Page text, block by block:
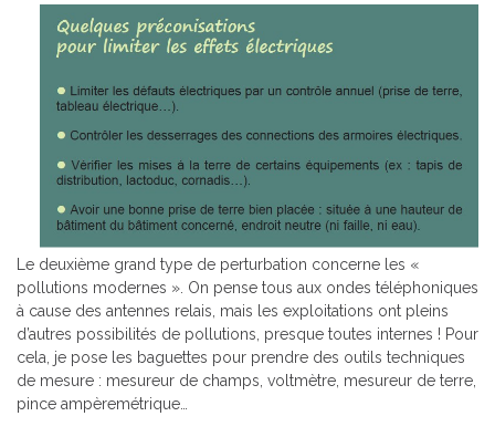
Le deuxième grand type de perturbation concerne les «
pollutions modernes ». On pense tous aux ondes téléphoniques
à cause des antennes relais, mais les exploitations ont pleins
d’autres possibilités de pollutions, presque toutes internes ! Pour
cela, je pose les baguettes pour prendre des outils techniques
de mesure : mesureur de champs, voltmètre, mesureur de terre,
pince ampèremétrique…